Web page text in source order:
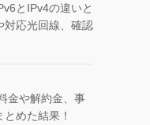
とIPv4の違いと
対応光回線、確認
金や解約金、事
めた結果！